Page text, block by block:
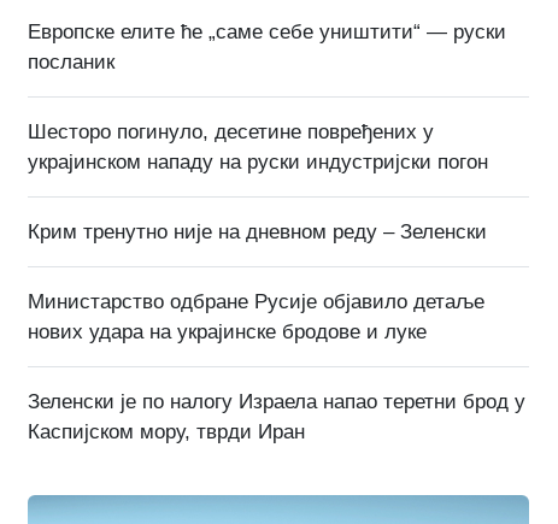
Европске елите ће „саме себе уништити“ — руски
посланик
Шесторо погинуло, десетине повређених у
украјинском нападу на руски индустријски погон
Крим тренутно није на дневном реду – Зеленски
Министарство одбране Русије објавило детаље
нових удара на украјинске бродове и луке
Зеленски је по налогу Израела напао теретни брод у
Каспијском мору, тврди Иран